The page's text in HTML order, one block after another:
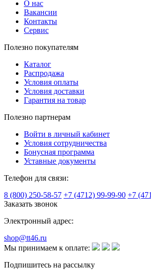
О нас
Вакансии
Контакты
Сервис
Полезно покупателям
Каталог
Распродажа
Условия оплаты
Условия доставки
Гарантия на товар
Полезно партнерам
Войти в личный кабинет
Условия сотрудничества
Бонусная программа
Уставные документы
Телефон для связи:
8 (800) 250-58-57 +7 (4712) 99-99-90 +7
Заказать звонок
Электронный адрес:
shop@tt46.ru
Мы принимаем к оплате:
Подпишитесь на рассылку